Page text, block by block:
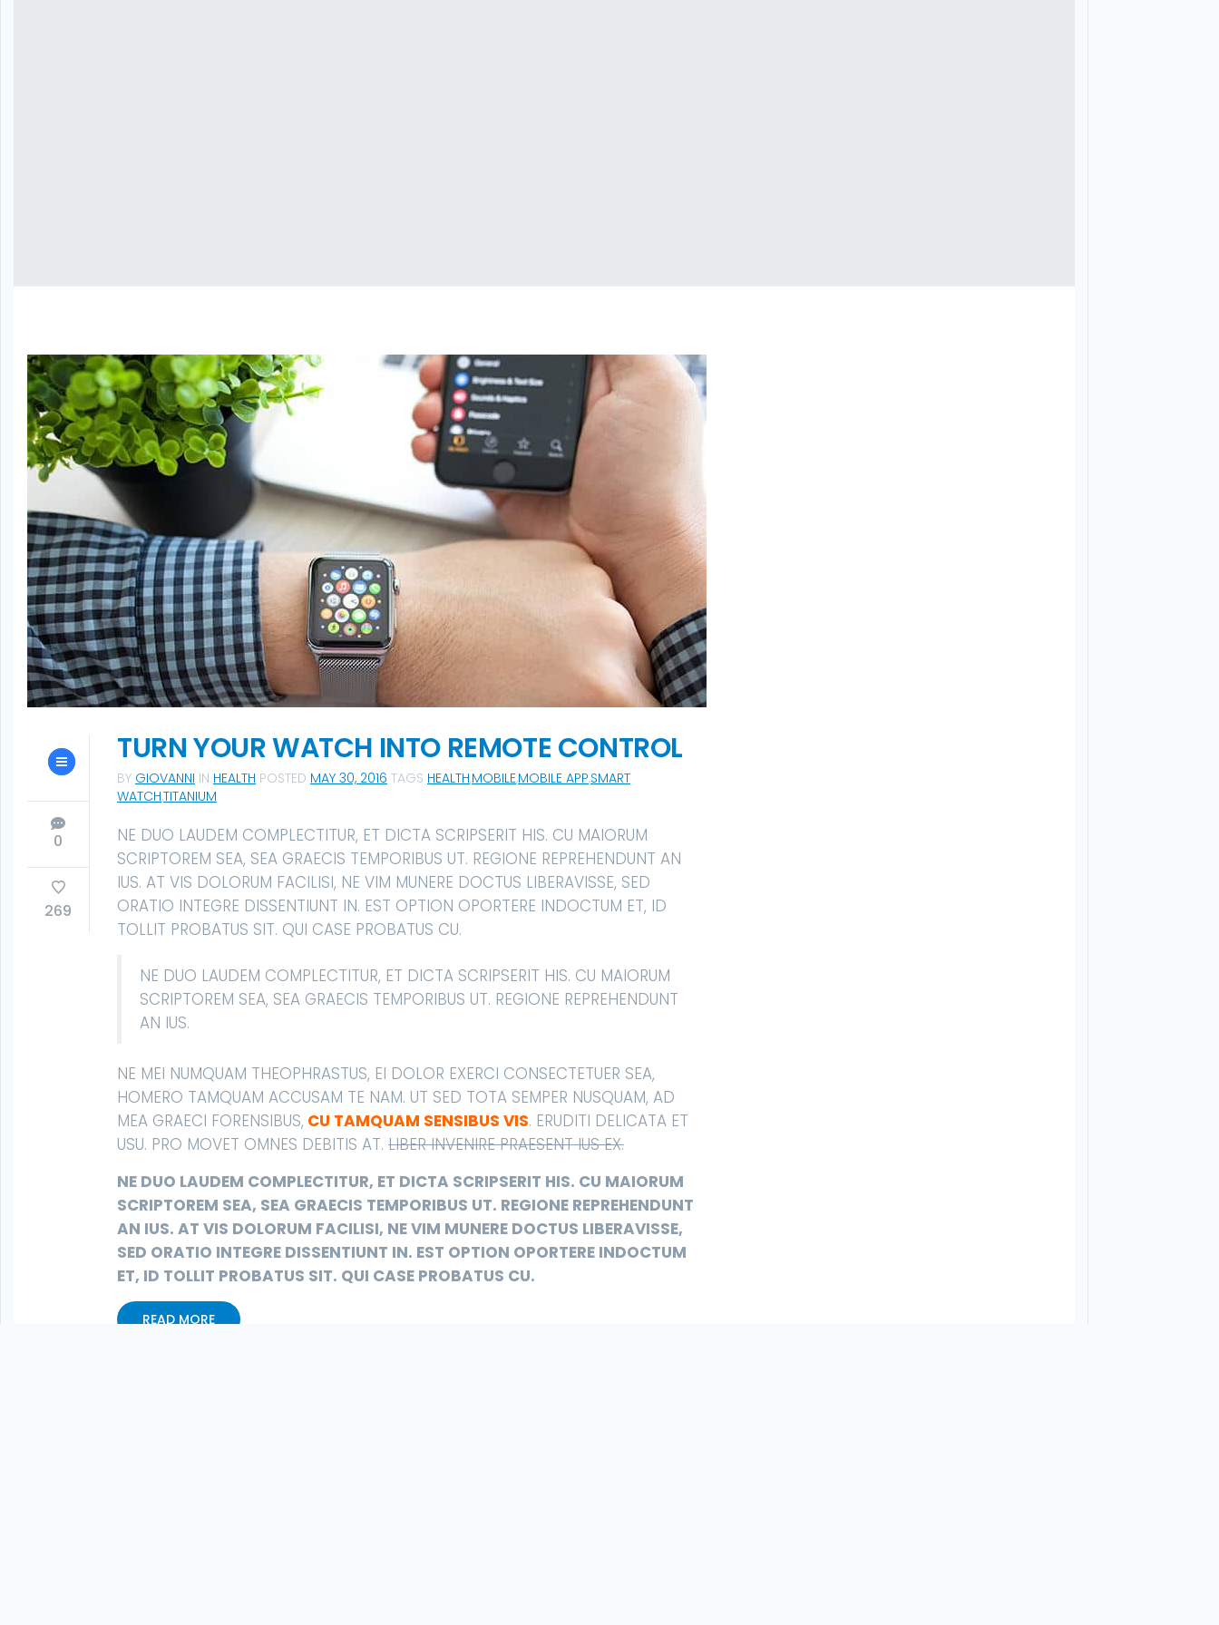
0
269
TURN YOUR WATCH INTO REMOTE CONTROL
BY GIOVANNI IN HEALTH POSTED MAY 30, 2016 TAGS HEALTH,MOBILE,MOBILE APP,SMART
WATCH,TITANIUM
NE DUO LAUDEM COMPLECTITUR, ET DICTA SCRIPSERIT HIS. CU MAIORUM
SCRIPTOREM SEA, SEA GRAECIS TEMPORIBUS UT. REGIONE REPREHENDUNT AN
IUS. AT VIS DOLORUM FACILISI, NE VIM MUNERE DOCTUS LIBERAVISSE, SED
ORATIO INTEGRE DISSENTIUNT IN. EST OPTION OPORTERE INDOCTUM ET, ID
TOLLIT PROBATUS SIT. QUI CASE PROBATUS CU.
NE DUO LAUDEM COMPLECTITUR, ET DICTA SCRIPSERIT HIS. CU MAIORUM
SCRIPTOREM SEA, SEA GRAECIS TEMPORIBUS UT. REGIONE REPREHENDUNT
AN IUS.
NE MEI NUMQUAM THEOPHRASTUS, EI DOLOR EXERCI CONSECTETUER SEA,
HOMERO TAMQUAM ACCUSAM TE NAM. UT SED TOTA SEMPER NUSQUAM, AD
MEA GRAECI FORENSIBUS, CU TAMQUAM SENSIBUS VIS. ERUDITI DELICATA ET
USU. PRO MOVET OMNES DEBITIS AT. LIBER INVENIRE PRAESENT IUS EX.
NE DUO LAUDEM COMPLECTITUR, ET DICTA SCRIPSERIT HIS. CU MAIORUM
SCRIPTOREM SEA, SEA GRAECIS TEMPORIBUS UT. REGIONE REPREHENDUNT
AN IUS. AT VIS DOLORUM FACILISI, NE VIM MUNERE DOCTUS LIBERAVISSE,
SED ORATIO INTEGRE DISSENTIUNT IN. EST OPTION OPORTERE INDOCTUM
ET, ID TOLLIT PROBATUS SIT. QUI CASE PROBATUS CU.
READ MORE